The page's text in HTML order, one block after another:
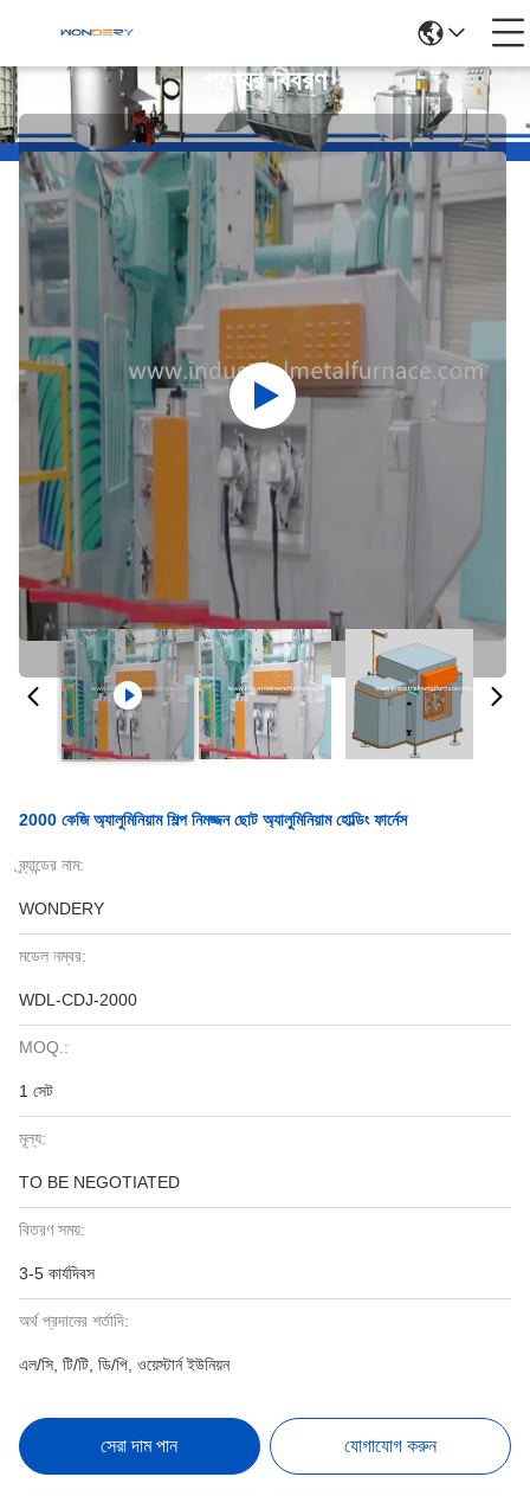
পণ্যের বিবরণ
2000 কেজি অ্যালুমিনিয়াম শিল্প নিমজ্জন ছোট অ্যালুমিনিয়াম হোল্ডিং ফার্নেস
ব্র্যান্ডের নাম:
WONDERY
মডেল নম্বর:
WDL-CDJ-2000
MOQ.:
1 সেট
মূল্য:
TO BE NEGOTIATED
বিতরণ সময়:
3-5 কার্যদিবস
অর্থ প্রদানের শর্তাদি:
এল/সি, টি/টি, ডি/পি, ওয়েস্টার্ন ইউনিয়ন
সেরা দাম পান যোগাযোগ করুন